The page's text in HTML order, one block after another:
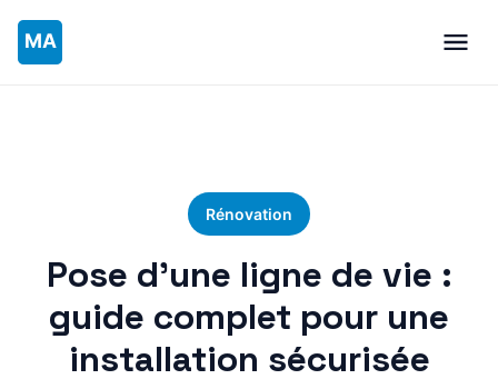
Rénovation
Pose d’une ligne de vie :
guide complet pour une
installation sécurisée